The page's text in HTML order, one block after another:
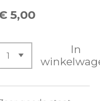
5,00
In